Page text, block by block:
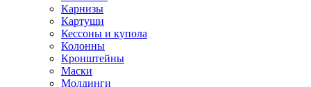
Карнизы
Картуши
Кессоны и купола
Колонны
Кронштейны
Маски
Молдинги